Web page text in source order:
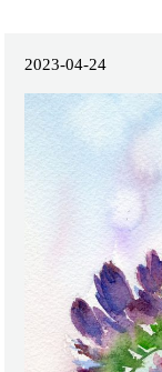
2023-04-24